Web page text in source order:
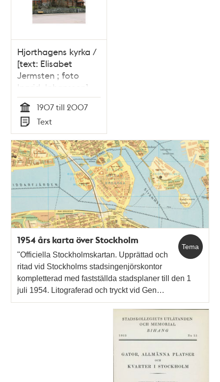
Hjorthagens kyrka /
[text: Elisabet
Jermsten ; foto
Ingrid Johansson]
Tid
1907 till 2007
Typ
Text
Tema
1954 års karta över Stockholm
"Officiella Stockholmskartan. Upprättad och
ritad vid Stockholms stadsingenjörskontor
kompletterad med fastställda stadsplaner till den 1
juli 1954. Litograferad och tryckt vid Gen…